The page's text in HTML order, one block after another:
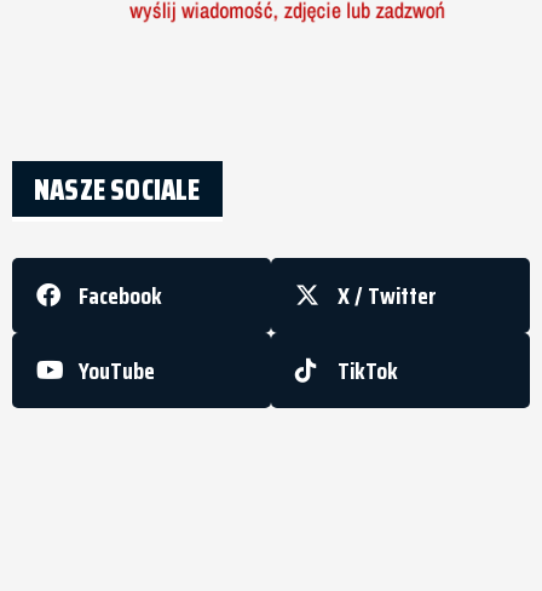
NASZE SOCIALE
Facebook
X / Twitter
YouTube
TikTok